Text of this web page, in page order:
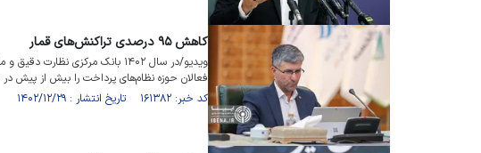
کاهش ۹۵ درصدی تراکنش‌های قمار
ویدیو/در سال ۱۴۰۲ بانک مرکزی
فعالان حوزه نظام‌های پرداخت را بیش از پیش در
کد خبر: ۱۶۱۳۸۲ تاریخ انتشار : ۱۴۰۲/۱۲/۲۹